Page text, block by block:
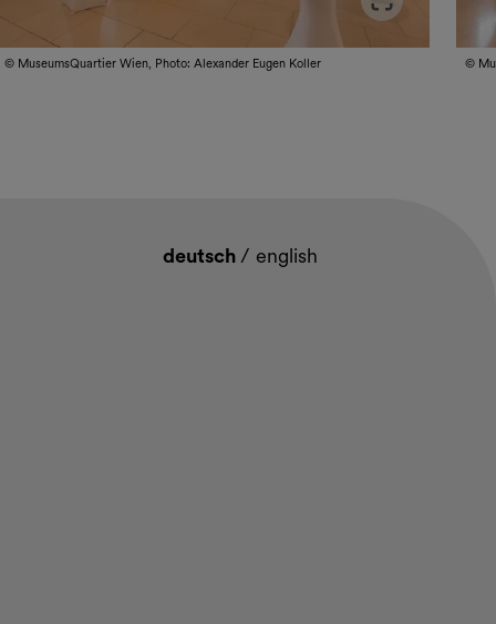
im Vollbildmodus öffnen
© MuseumsQuartier Wien, Photo: Alexander Eugen Koller ©
deutsch/ english